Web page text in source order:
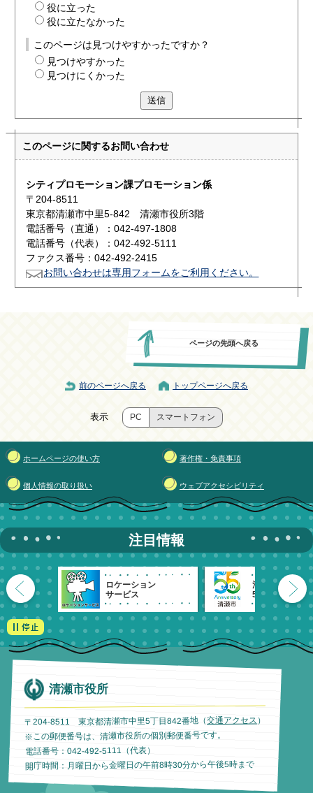
役に立った
役に立たなかった
このページは見つけやすかったですか？
見つけやすかった
見つけにくかった
送信
このページに関するお問い合わせ
シティプロモーション課プロモーション係
〒204-8511
東京都清瀬市中里5-842 清瀬市役所3階
電話番号（直通）：042-497-1808
電話番号（代表）：042-492-5111
ファクス番号：042-492-2415
お問い合わせは専用フォームをご利用ください。
ページの先頭へ戻る
前のページへ戻る トップページへ戻る
表示 PC スマートフォン
ホームページの使い方 著作権・免責事項
個人情報の取り扱い ウェブアクセシビリティ
注目情報
ロケーション
サービス
清瀬市
55周年記念
清瀬市役所
〒204-8511 東京都清瀬市中里5丁目842番地（交通アクセス ）
※この郵便番号は、清瀬市役所の個別郵便番号です。
電話番号：042-492-5111（代表）
開庁時間：月曜日から金曜日の午前8時30分から午後5時まで